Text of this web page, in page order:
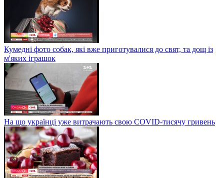
Кумедні фото собак, які вже приготувалися до свят, та дощ із
м'яких іграшок
На що українці уже витрачають свою COVID-тисячу гривень